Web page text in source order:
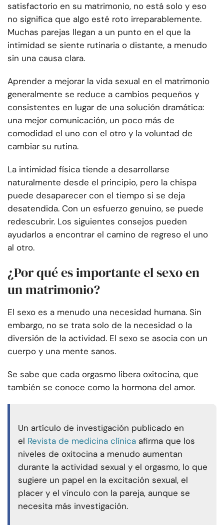
satisfactorio en su matrimonio, no está solo y eso
no significa que algo esté roto irreparablemente.
Muchas parejas llegan a un punto en el que la
intimidad se siente rutinaria o distante, a menudo
sin una causa clara.
Aprender a mejorar la vida sexual en el matrimonio
generalmente se reduce a cambios pequeños y
consistentes en lugar de una solución dramática:
una mejor comunicación, un poco más de
comodidad el uno con el otro y la voluntad de
cambiar su rutina.
La intimidad física tiende a desarrollarse
naturalmente desde el principio, pero la chispa
puede desaparecer con el tiempo si se deja
desatendida. Con un esfuerzo genuino, se puede
redescubrir. Los siguientes consejos pueden
ayudarlos a encontrar el camino de regreso el uno
al otro.
¿Por qué es importante el sexo en
un matrimonio?
El sexo es a menudo una necesidad humana. Sin
embargo, no se trata solo de la necesidad o la
diversión de la actividad. El sexo se asocia con un
cuerpo y una mente sanos.
Se sabe que cada orgasmo libera oxitocina, que
también se conoce como la hormona del amor.
Un artículo de investigación publicado en
el Revista de medicina clínica afirma que los
niveles de oxitocina a menudo aumentan
durante la actividad sexual y el orgasmo, lo que
sugiere un papel en la excitación sexual, el
placer y el vínculo con la pareja, aunque se
necesita más investigación.